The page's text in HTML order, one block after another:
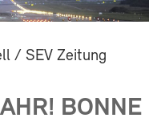
/ SEV Zeitung
BONNE